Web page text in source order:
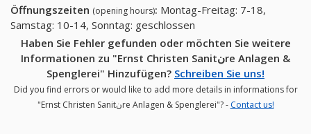
Öffnungszeiten (opening hours): Montag-Freitag: 7-18,
Samstag: 10-14, Sonntag: geschlossen
Haben Sie Fehler gefunden oder möchten Sie weitere
Informationen zu "Ernst Christen Sanitنre Anlagen &
Spenglerei" Hinzufügen? Schreiben Sie uns!
Did you find errors or would like to add more details in informations for
"Ernst Christen Sanitنre Anlagen & Spenglerei"? - Contact us!